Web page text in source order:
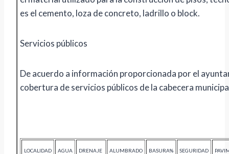
es el cemento, loza de concreto, ladrillo o block.
Servicios públicos
De acuerdo a información proporcionada por el
cobertura de servicios públicos de la cabecera
LOCALIDAD AGUA DRENAJE ALUMBRADO BASURA% SEGURIDAD